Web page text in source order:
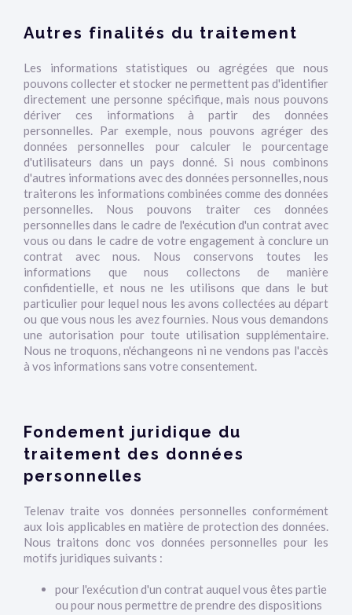
Autres finalités du traitement
Les informations statistiques ou agrégées que nous
pouvons collecter et stocker ne permettent pas d'identifier
directement une personne spécifique, mais nous pouvons
dériver ces informations à partir des données
personnelles. Par exemple, nous pouvons agréger des
données personnelles pour calculer le pourcentage
d'utilisateurs dans un pays donné. Si nous combinons
d'autres informations avec des données personnelles, nous
traiterons les informations combinées comme des données
personnelles. Nous pouvons traiter ces données
personnelles dans le cadre de l'exécution d'un contrat avec
vous ou dans le cadre de votre engagement à conclure un
contrat avec nous. Nous conservons toutes les
informations que nous collectons de manière
confidentielle, et nous ne les utilisons que dans le but
particulier pour lequel nous les avons collectées au départ
ou que vous nous les avez fournies. Nous vous demandons
une autorisation pour toute utilisation supplémentaire.
Nous ne troquons, n'échangeons ni ne vendons pas l'accès
à vos informations sans votre consentement.
Fondement juridique du
traitement des données
personnelles
Telenav traite vos données personnelles conformément
aux lois applicables en matière de protection des données.
Nous traitons donc vos données personnelles pour les
motifs juridiques suivants :
pour l'exécution d'un contrat auquel vous êtes partie
ou pour nous permettre de prendre des dispositions